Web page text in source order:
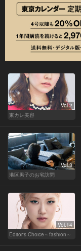
Vol.2
東カレ美容
Vol.3
港区男子のお宅訪問
Vol.14
Editor's Choice～fashion～